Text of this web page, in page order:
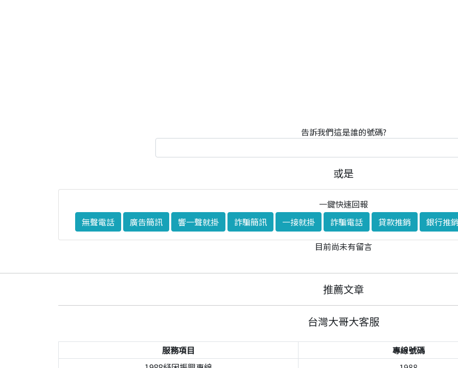
告訴我們這是誰的號碼?
或是
一鍵快速回報
無聲電話
廣告簡訊 響一聲就掛 詐騙簡訊 一接就掛 詐騙電話 貸款推銷
銀行推
目前尚未有留言
推薦文章
台灣大哥大客服
服務項目
專線號碼